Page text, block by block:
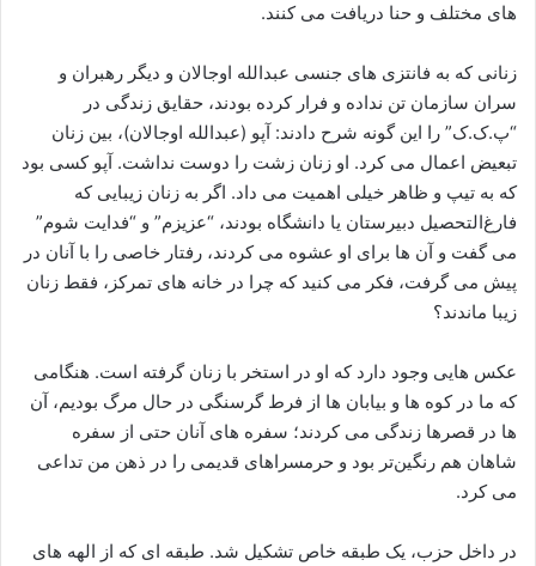
های مختلف و حنا دریافت می ‌کنند.
زنانی که به فانتزی ‌های جنسی عبدالله اوجالان و دیگر رهبران و
سران سازمان تن نداده و فرار کرده بودند، حقایق زندگی در
“پ.ک.ک” را این ‌گونه شرح دادند: آپو (عبدالله اوجالان)، بین زنان
تبعیض اعمال می ‌کرد. او زنان زشت را دوست نداشت. آپو کسی بود
که به تیپ و ظاهر خیلی اهمیت می‌ داد. اگر به زنان زیبایی که
فارغ‌التحصیل دبیرستان یا دانشگاه بودند، “عزیزم” و “فدایت شوم”
می ‌گفت و آن ها برای او عشوه می ‌کردند، رفتار خاصی را با آنان در
پیش می‌ گرفت، فکر می‌ کنید که چرا در خانه ‌های تمرکز، فقط زنان
زیبا ماندند؟
عکس ‌هایی وجود دارد که او در استخر با زنان گرفته است. هنگامی
که ما در کوه‌ ها و بیابان ‌ها از فرط گرسنگی در حال مرگ بودیم، آن
ها در قصرها زندگی می ‌کردند؛ سفره‌ های آنان حتی از سفره
شاهان هم رنگین‌تر بود و حرمسراهای قدیمی را در ذهن من تداعی
می‌ کرد.
در داخل حزب، یک طبقه خاص تشکیل شد. طبقه ‌ای که از الهه‌ های